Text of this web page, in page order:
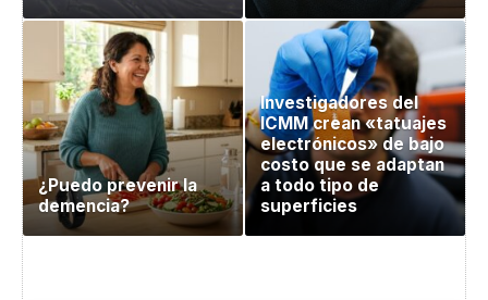
¿Puedo prevenir la
demencia?
Investigadores del
ICMM crean «tatuajes
electrónicos» de bajo
costo que se adaptan
a todo tipo de
superficies